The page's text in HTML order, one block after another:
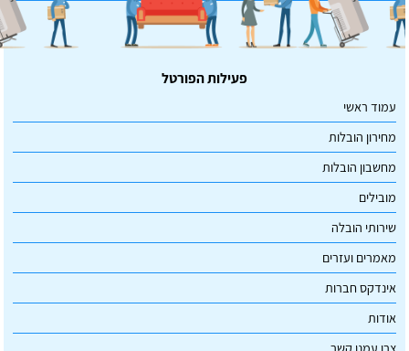
פעילות הפורטל
עמוד ראשי
מחירון הובלות
מחשבון הובלות
מובילים
שירותי הובלה
מאמרים ועזרים
אינדקס חברות
אודות